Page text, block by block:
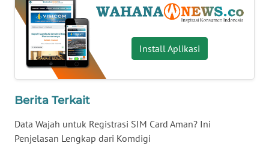
Install Aplikasi
Berita Terkait
Data Wajah untuk Registrasi SIM Card Aman? Ini
Penjelasan Lengkap dari Komdigi
WN
SULTENG
WN
SULBAR
WN
WN